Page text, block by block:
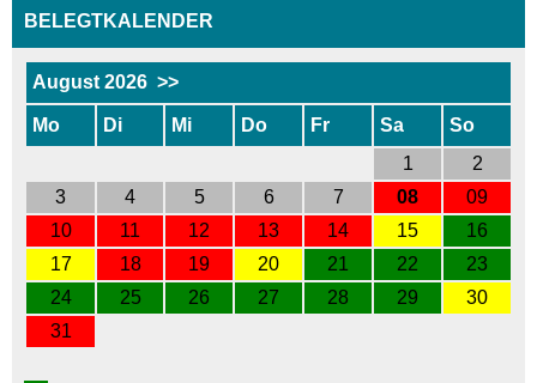
BELEGTKALENDER
August 2026 >>
Mo Di Mi Do Fr Sa
So
1
2
3
4 5 6 7 08
09
10
11 12 13 14 15
16
17
18 19 20 21 22
23
24
25 26 27 28 29
30
31